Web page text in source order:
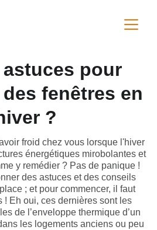
pour
fenêtres en
?
froid chez vous lorsque l'hiver
énergétiques mirobolantes et
y remédier ? Pas de panique !
des astuces et des conseils
; et pour commencer, il faut
! Eh oui, ces dernières sont les
de l’enveloppe thermique d’un
les logements anciens ou peu